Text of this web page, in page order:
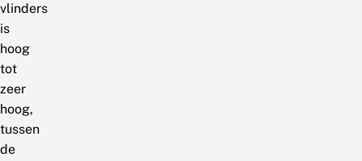
vlinders
is
hoog
tot
zeer
hoog,
tussen
de